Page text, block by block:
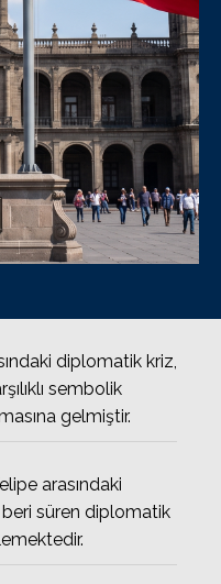
diplomatik kriz,
sembolik
gelmiştir.
arasındaki
beri süren diplomatik